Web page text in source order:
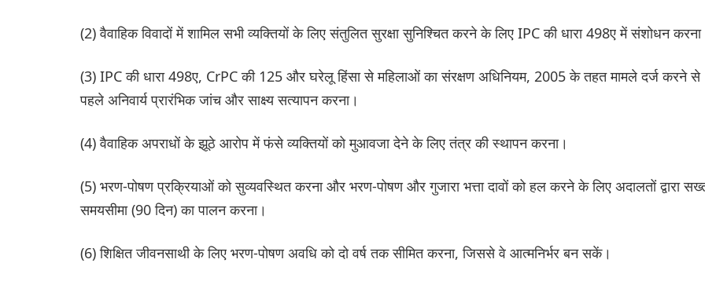
(2) वैवाहिक विवादों में शामिल सभी व्यक्तियों के लिए संतुलित सुरक्षा सुनिश्चित करने के लिए IPC की धारा 498ए में संशोधन
(3) IPC की धारा 498ए, CrPC की 125 और घरेलू हिंसा से महिलाओं का संरक्षण अधिनियम, 2005 के तहत मामले दर्ज करने से
पहले अनिवार्य प्रारंभिक जांच और साक्ष्य सत्यापन करना।
(4) वैवाहिक अपराधों के झूठे आरोप में फंसे व्यक्तियों को मुआवजा देने के लिए तंत्र की स्थापन करना।
(5) भरण-पोषण प्रक्रियाओं को सुव्यवस्थित करना और भरण-पोषण और गुजारा भत्ता दावों को हल करने के लिए अदालतों द्वारा
समयसीमा (90 दिन) का पालन करना।
(6) शिक्षित जीवनसाथी के लिए भरण-पोषण अवधि को दो वर्ष तक सीमित करना, जिससे वे आत्मनिर्भर बन सकें।